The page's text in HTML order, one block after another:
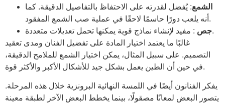
الشمع: يُفضل لقدرته على الاحتفاظ بالتفاصيل الدقيقة. كما
أنه يلعب دورًا حاسمًا لاحقًا في عملية صب الشمع المفقود.
جص: مفيد لإنشاء نماذج قوية يمكنها تحمل تعديلات متعددة.
غالبًا ما يعتمد اختيار المادة على تفضيل الفنان ومدى تعقيد
التصميم. على سبيل المثال، يمكن اختيار الشمع للملامح الدقيقة،
في حين أن الطين يعمل بشكل جيد للأشكال الأكبر والأكثر قوة.
يفكر الفنانون أيضًا في اللمسة النهائية البرونزية خلال هذه المرحلة.
يتصور البعض لمعانًا مصقولًا، بينما يخطط البعض الآخر لطبقة معينة